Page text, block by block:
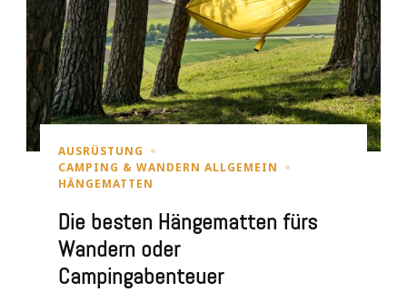
AUSRÜSTUNG
CAMPING & WANDERN ALLGEMEIN
HÄNGEMATTEN
Die besten Hängematten fürs
Wandern oder
Campingabenteuer